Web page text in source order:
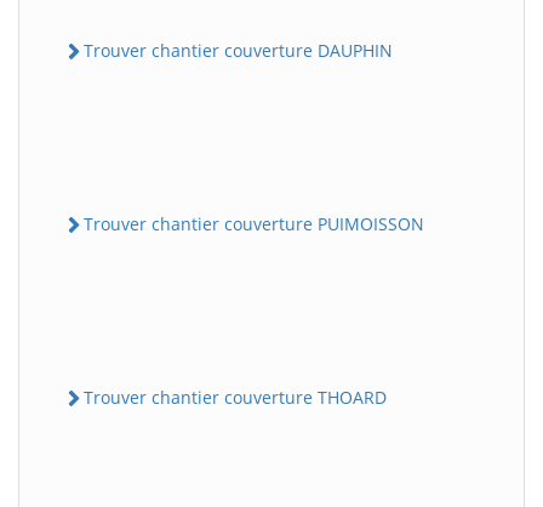
Trouver chantier couverture DAUPHIN
Trouver chantier couverture PUIMOISSON
Trouver chantier couverture THOARD